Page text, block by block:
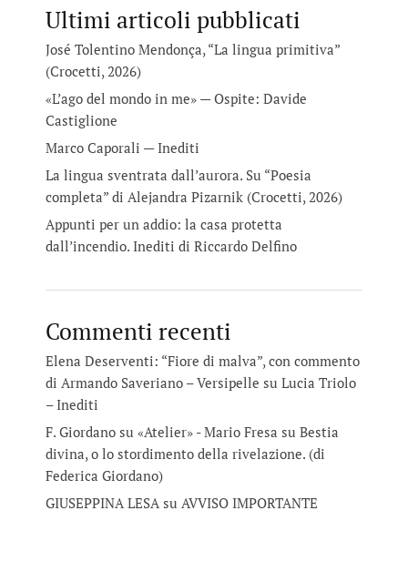
Ultimi articoli pubblicati
José Tolentino Mendonça, “La lingua primitiva”
(Crocetti, 2026)
«L’ago del mondo in me» — Ospite: Davide
Castiglione
Marco Caporali — Inediti
La lingua sventrata dall’aurora. Su “Poesia
completa” di Alejandra Pizarnik (Crocetti, 2026)
Appunti per un addio: la casa protetta
dall’incendio. Inediti di Riccardo Delfino
Commenti recenti
Elena Deserventi: “Fiore di malva”, con commento
di Armando Saveriano – Versipelle su Lucia Triolo
– Inediti
F. Giordano su «Atelier» - Mario Fresa su Bestia
divina, o lo stordimento della rivelazione. (di
Federica Giordano)
GIUSEPPINA LESAsu AVVISO IMPORTANTE